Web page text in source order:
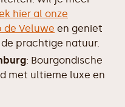
hier al onze
de Veluwe en geniet
prachtige natuur.
: Bourgondische
met ultieme luxe en